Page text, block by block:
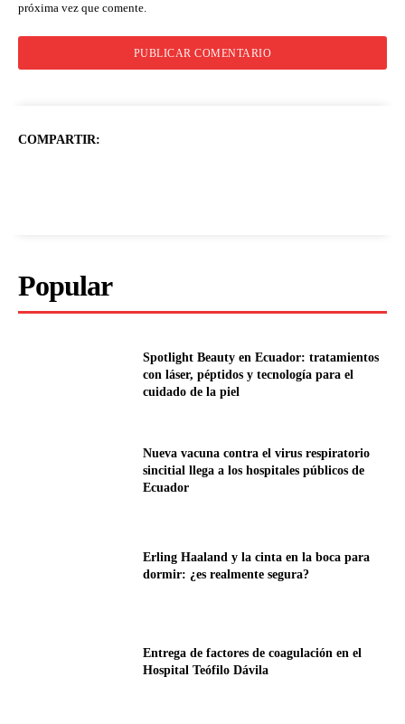
próxima vez que comente.
COMPARTIR:
Popular
Spotlight Beauty en Ecuador: tratamientos
con láser, péptidos y tecnología para el
cuidado de la piel
Nueva vacuna contra el virus respiratorio
sincitial llega a los hospitales públicos de
Ecuador
Erling Haaland y la cinta en la boca para
dormir: ¿es realmente segura?
Entrega de factores de coagulación en el
Hospital Teófilo Dávila